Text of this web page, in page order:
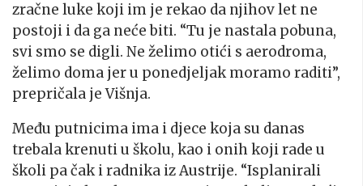
zračne luke koji im je rekao da njihov let ne
postoji i da ga neće biti. “Tu je nastala pobuna,
svi smo se digli. Ne želimo otići s aerodroma,
želimo doma jer u ponedjeljak moramo raditi”,
prepričala je Višnja.
Među putnicima ima i djece koja su danas
trebala krenuti u školu, kao i onih koji rade u
školi pa čak i radnika iz Austrije. “Isplanirali